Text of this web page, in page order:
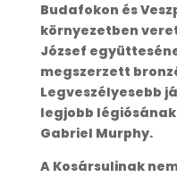
Budafokon és
környezetben
József
megszerzett
Legveszélyesebb
legjobb
Gabriel Murphy.
A Kosársulinak